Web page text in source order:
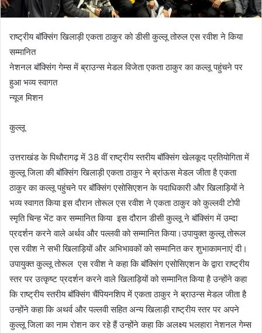
राष्ट्रीय बॉक्सिंग खिलाड़ी एकता ठाकुर को डीसी कुल्लू तोरुल एस रवीश ने किया
सम्मानित
नेशनल बॉक्सिंग गेम्स में ब्राउन्स मेडल विजेता एकता ठाकुर का कल्लू पहुंचने पर
हुआ भव्य स्वागत
न्यूज मिशन
कुल्लू
उत्तराखंड के पिथौरागढ़ में 38 वीं राष्ट्रीय स्तरीय बॉक्सिंग खेलकूद प्रतियोगिता में
कुल्लू जिला की बॉक्सिंग खिलाड़ी एकता ठाकुर ने ब्रांऊस मेडल जीता है एकता
ठाकुर का कल्लू पहुंचने पर बॉक्सिंग एसोसिएशन के पदाधिकारी और खिलाड़ियों ने
भव्य स्वागत किया इस दाैरान तोरूल एस रवीश ने एकता ठाकुर को कुल्लवी टोपी
स्मृति चिन्ह भेंट कर सम्मानित किया इस दौरान डीसी कुल्लू ने बॉक्सिंग में उम्दा
प्रदर्शन करने वाले अर्थव और पल्लवी को सम्मानित किया।उपायुक्त कुल्लू तोरूल
एस रवीश ने सभी खिलाड़ियों और अभिभावकों को सम्मानित कर शुभाकामनाएं दी।
उपायुक्त कुल्लू तोरूल एस रवीश ने कहा कि बॉक्सिंग एसोसिएशन के द्वारा राष्ट्रीय
स्तर पर उत्कृष्ट प्रदर्शन करने वाले खिलाड़ियों को सम्मानित किया है उन्होंने कहा
कि राष्ट्रीय स्तरीय बॉक्सिंग चैंपियनशिप में एकता ठाकुर ने ब्राउन्स मेडल जीता है
उन्होंने कहा कि अथर्व और पल्लवी सहित अन्य खिलाड़ी राष्ट्रीय स्तर पर अपने
कुल्लू जिला का नाम रोशन कर रहे हैं उन्होंने कहा कि अलक्ष्य भलहारा नेशनल गेम्स